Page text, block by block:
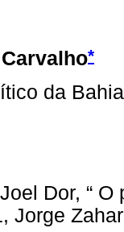
*
da Bahia
Dor, “
Jorge